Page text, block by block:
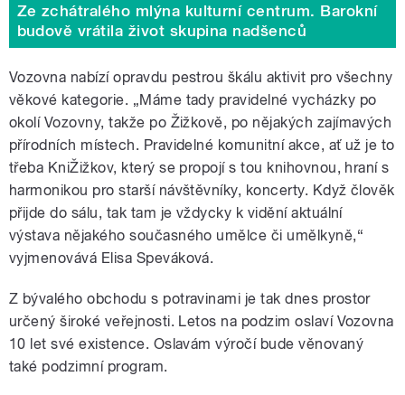
Ze zchátralého mlýna kulturní centrum. Barokní
budově vrátila život skupina nadšenců
Vozovna nabízí opravdu pestrou škálu aktivit pro všechny
věkové kategorie. „Máme tady pravidelné vycházky po
okolí Vozovny, takže po Žižkově, po nějakých zajímavých
přírodních místech. Pravidelné komunitní akce, ať už je to
třeba KniŽižkov, který se propojí s tou knihovnou, hraní s
harmonikou pro starší návštěvníky, koncerty. Když člověk
přijde do sálu, tak tam je vždycky k vidění aktuální
výstava nějakého současného umělce či umělkyně,“
vyjmenovává Elisa Speváková.
Z bývalého obchodu s potravinami je tak dnes prostor
určený široké veřejnosti. Letos na podzim oslaví Vozovna
10 let své existence. Oslavám výročí bude věnovaný
také podzimní program.